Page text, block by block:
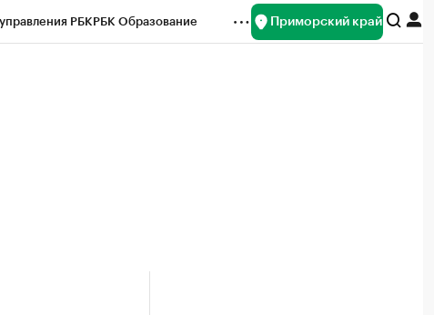
РБКРБК Образование Приморский край